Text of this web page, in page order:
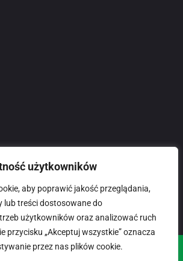
użytkowników
aby poprawić jakość przeglądania,
lub treści dostosowane do
użytkowników oraz analizować ruch
przycisku „Akceptuj wszystkie” oznacza
przez nas plików cookie.